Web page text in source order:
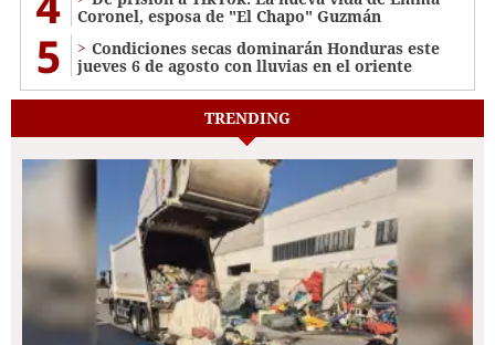
Coronel, esposa de "El Chapo" Guzmán
5
Condiciones secas dominarán Honduras este
jueves 6 de agosto con lluvias en el oriente
TRENDING